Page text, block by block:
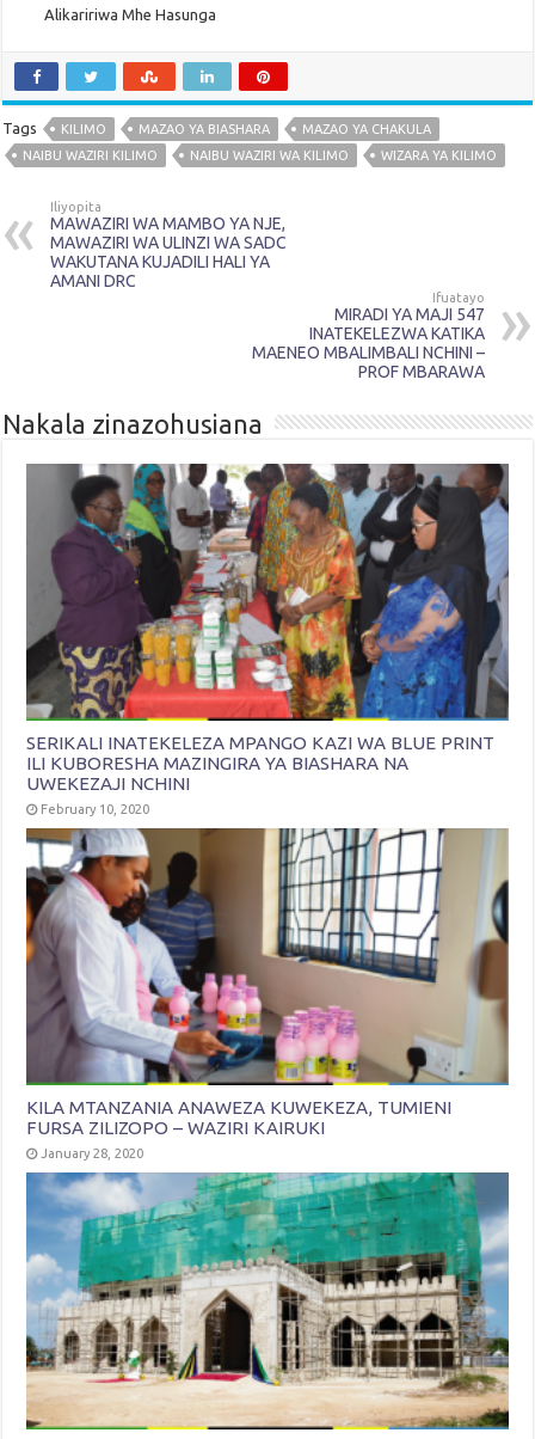
Alikaririwa Mhe Hasunga
Tags KILIMO MAZAO YA BIASHARA
MAZAO YA CHAKULA
NAIBU WAZIRI KILIMO
NAIBU WAZIRI WA KILIMO WIZARA YA KILIMO
Iliyopita
MAWAZIRI WA MAMBO YA NJE,
MAWAZIRI WA ULINZI WA SADC
WAKUTANA KUJADILI HALI YA
AMANI DRC
Ifuatayo
MIRADI YA MAJI 547
INATEKELEZWA KATIKA
MAENEO MBALIMBALI NCHINI –
PROF MBARAWA
Nakala zinazohusiana
SERIKALI INATEKELEZA MPANGO KAZI WA BLUE PRINT
ILI KUBORESHA MAZINGIRA YA BIASHARA NA
UWEKEZAJI NCHINI
February 10, 2020
KILA MTANZANIA ANAWEZA KUWEKEZA, TUMIENI
FURSA ZILIZOPO – WAZIRI KAIRUKI
January 28, 2020